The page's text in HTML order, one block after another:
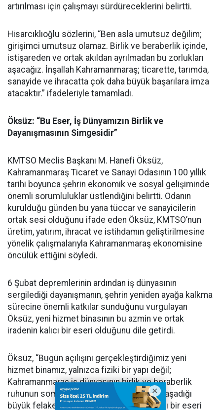
artırılması için çalışmayı sürdüreceklerini belirtti.
Hisarcıklıoğlu sözlerini, “Ben asla umutsuz değilim;
girişimci umutsuz olamaz. Birlik ve beraberlik içinde,
istişareden ve ortak akıldan ayrılmadan bu zorlukları
aşacağız. İnşallah Kahramanmaraş; ticarette, tarımda,
sanayide ve ihracatta çok daha büyük başarılara imza
atacaktır.” ifadeleriyle tamamladı.
Öksüz: “Bu Eser, İş Dünyamızın Birlik ve
Dayanışmasının Simgesidir”
KMTSO Meclis Başkanı M. Hanefi Öksüz,
Kahramanmaraş Ticaret ve Sanayi Odasının 100 yıllık
tarihi boyunca şehrin ekonomik ve sosyal gelişiminde
önemli sorumluluklar üstlendiğini belirtti. Odanın
kurulduğu günden bu yana tüccar ve sanayicilerin
ortak sesi olduğunu ifade eden Öksüz, KMTSO’nun
üretim, yatırım, ihracat ve istihdamın geliştirilmesine
yönelik çalışmalarıyla Kahramanmaraş ekonomisine
öncülük ettiğini söyledi.
6 Şubat depremlerinin ardından iş dünyasının
sergilediği dayanışmanın, şehrin yeniden ayağa kalkma
sürecine önemli katkılar sunduğunu vurgulayan
Öksüz, yeni hizmet binasının bu azmin ve ortak
iradenin kalıcı bir eseri olduğunu dile getirdi.
Öksüz, “Bugün açılışını gerçekleştirdiğimiz yeni
hizmet binamız, yalnızca fiziki bir yapı değil;
Kahramanmaraş iş dünyasının birlik ve beraberlik
ruhunun somut bir ifadesidir. Şehrimizin yaşadığı
büyük felaketin ardından böylesine anlamlı bir eseri